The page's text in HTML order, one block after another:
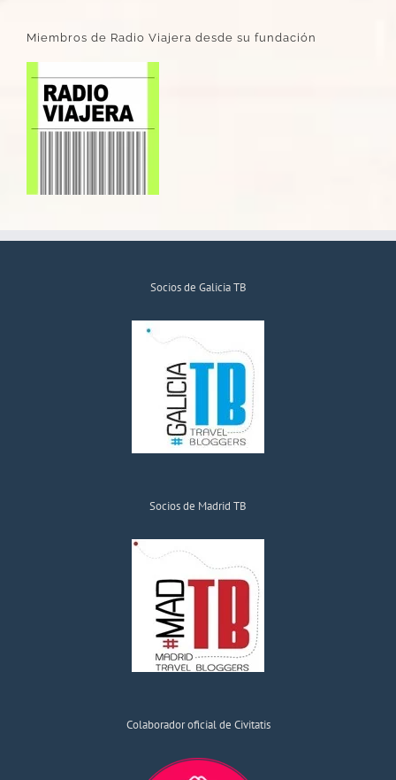
Miembros de Radio Viajera desde su fundación
Socios de Galicia TB
Socios de Madrid TB
Colaborador oficial de Civitatis